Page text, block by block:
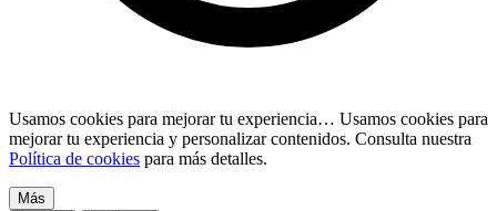
Usamos cookies para mejorar tu experiencia… Usamos cookies para
mejorar tu experiencia y personalizar contenidos. Consulta nuestra
Política de cookies para más detalles.
Más